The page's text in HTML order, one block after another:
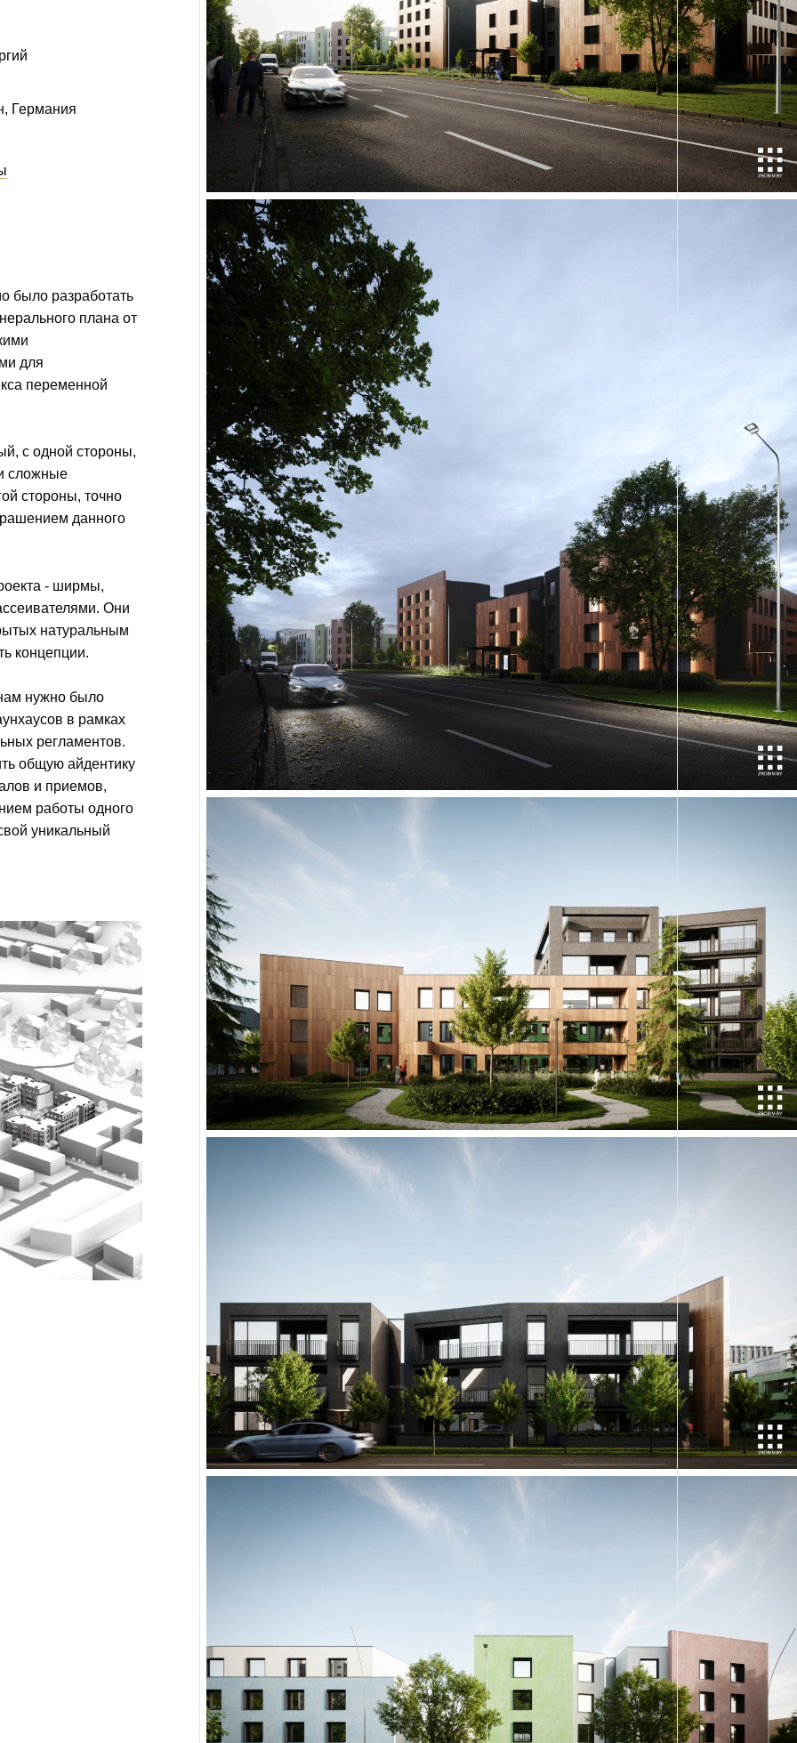
Германия
было разработать
плана от
для
переменной
с одной стороны,
сложные
стороны, точно
данного
- ширмы,
Они
натуральным
концепции.
нужно было
в рамках
регламентов.
общую айдентику
и приемов,
работы одного
уникальный